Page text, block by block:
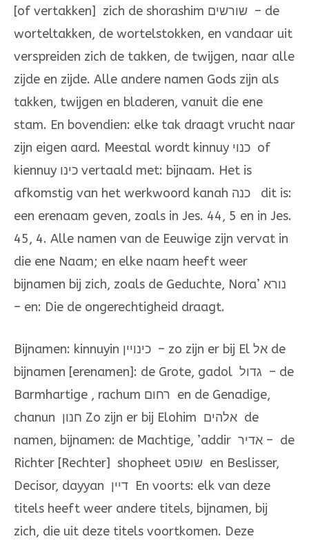
[of vertakken] zich de shorashim שורשים – de
worteltakken, de wortelstokken, en vandaar uit
verspreiden zich de takken, de twijgen, naar alle
zijde en zijde. Alle andere namen Gods zijn als
takken, twijgen en bladeren, vanuit die ene
stam. En bovendien: elke tak draagt vrucht naar
zijn eigen aard. Meestal wordt kinnuy כנוי of
kiennuy כינו vertaald met: bijnaam. Het is
afkomstig van het werkwoord kanah כנה dit is:
een erenaam geven, zoals in Jes. 44, 5 en in Jes.
45, 4. Alle namen van de Eeuwige zijn vervat in
die ene Naam; en elke naam heeft weer
bijnamen bij zich, zoals de Geduchte, Nora’ נורא
– en: Die de ongerechtigheid draagt.
Bijnamen: kinnuyin כינויין – zo zijn er bij El אל de
bijnamen [erenamen]: de Grote, gadol גדול – de
Barmhartige , rachum רחום en de Genadige,
chanun חנון Zo zijn er bij Elohim אלהים de
namen, bijnamen: de Machtige, ’addir אדיר – de
Richter [Rechter] shopheet שופט en Beslisser,
Decisor, dayyan דיין En voorts: elk van deze
titels heeft weer andere titels, bijnamen, bij
zich, die uit deze titels voortkomen. Deze